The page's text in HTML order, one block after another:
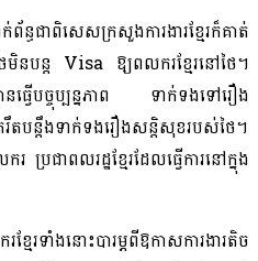
ន្ធជាពិសេសក្រសួងការងារខ្មែរក៏គាត់
មិនបន្ត Visa ឱ្យពលករខ្មែរនៅថៃ។
នធ្វើបច្ចុប្បន្នភាព ទាក់ទងទៅរឿង
តបន្តឹងទាក់ទងរឿងសន្តិសុខរបស់ថៃ។
រជាពលរដ្ឋខ្មែរដែលធ្វើការនៅក្នុង
រទាំងនោះបារម្ភពីឱកាសការងារតិច